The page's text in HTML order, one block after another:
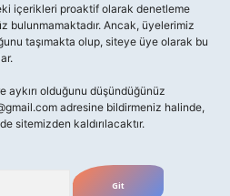
içerikleri proaktif olarak denetleme
bulunmamaktadır. Ancak, üyelerimiz
taşımakta olup, siteye üye olarak bu
olduğunu düşündüğünüz
adresine bildirmeniz halinde,
sitemizden kaldırılacaktır.